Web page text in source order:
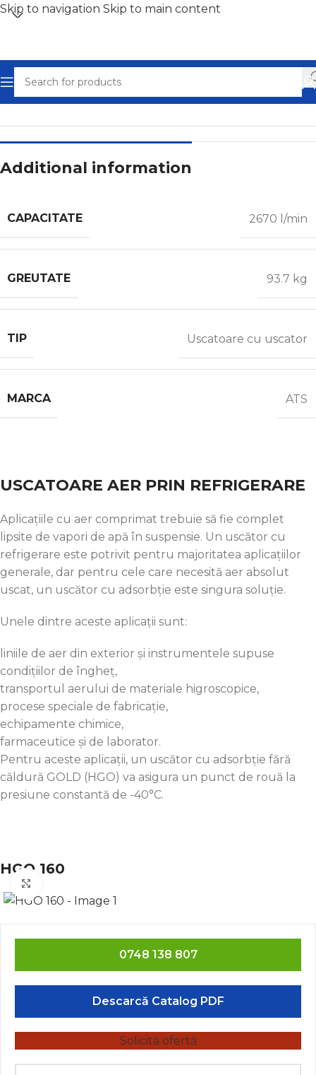
Skip to navigation Skip to main content
Home/Uscatoare prin adsorbție
Additional information
CAPACITATE 2670 l/min
GREUTATE 93.7 kg
TIP Uscatoare cu uscator
MARCA ATS
USCATOARE AER PRIN REFRIGERARE
Aplicațiile cu aer comprimat trebuie să fie complet
lipsite de vapori de apă în suspensie. Un uscător cu
refrigerare este potrivit pentru majoritatea aplicațiilor
generale, dar pentru cele care necesită aer absolut
uscat, un uscător cu adsorbție este singura soluție.
Unele dintre aceste aplicații sunt:
liniile de aer din exterior și instrumentele supuse
condițiilor de îngheț,
transportul aerului de materiale higroscopice,
procese speciale de fabricație,
echipamente chimice,
farmaceutice și de laborator.
Pentru aceste aplicații, un uscător cu adsorbție fără
căldură GOLD (HGO) va asigura un punct de rouă la
presiune constantă de -40°C.
HGO 160
0748 138 807
Descarcă Catalog PDF
Solicită ofertă